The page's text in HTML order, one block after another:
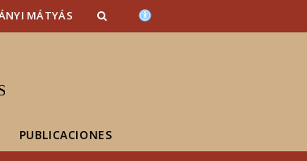
MÁTYÁS
PUBLICACIONES